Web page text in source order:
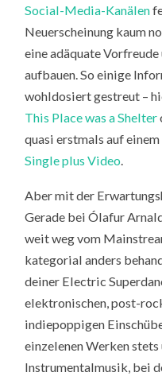
Social-Media-Kanälen
Neuerscheinung kaum
eine adäquate
aufbauen. So einige
wohldosiert gestreut –
This Place was a Shelter
quasi erstmals auf
Single plus Video
Aber mit der
Gerade bei Ólafur
weit weg vom
kategorial anders
deiner Electric
elektronischen, post-
indiepoppigen
einzelenen Werken
Instrumentalmusik, bei